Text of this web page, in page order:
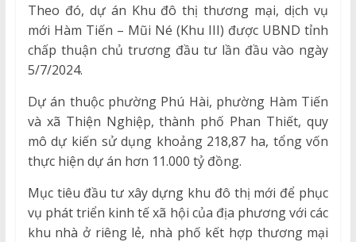
Theo đó, dự án Khu đô thị thương mại, dịch vụ
mới Hàm Tiến – Mũi Né (Khu III) được UBND tỉnh
chấp thuận chủ trương đầu tư lần đầu vào ngày
5/7/2024.
Dự án thuộc phường Phú Hài, phường Hàm Tiến
và xã Thiện Nghiệp, thành phố Phan Thiết, quy
mô dự kiến sử dụng khoảng 218,87 ha, tổng vốn
thực hiện dự án hơn 11.000 tỷ đồng.
Mục tiêu đầu tư xây dựng khu đô thị mới để phục
vụ phát triển kinh tế xã hội của địa phương với các
khu nhà ở riêng lẻ, nhà phố kết hợp thương mại